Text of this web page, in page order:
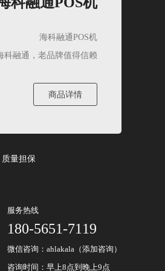
海科融通POS机
科融通，老品牌值得信赖
商品详情
质量担保
服务热线
180-5651-7119
微信咨询：ahlakala（添加咨询）
咨询时间：早上8点到晚上9点